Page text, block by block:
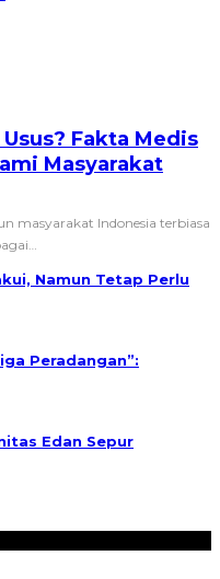
Fakta Medis
Masyarakat
masyarakat Indonesia terbiasa
…
Namun Tetap Perlu
Peradangan”:
Edan Sepur